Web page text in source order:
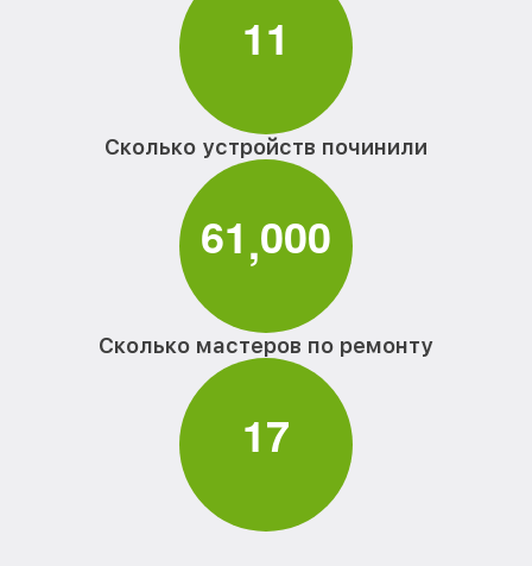
11
Сколько устройств починили
61,000
Сколько мастеров по ремонту
17